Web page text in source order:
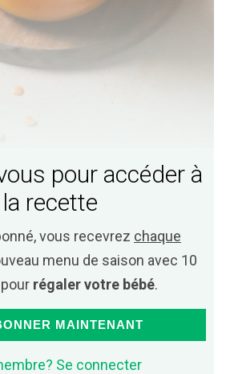
pour accéder à
la recette
vous recevrez chaque
menu de saison avec 10
régaler votre bébé.
MAINTENANT
Se connecter